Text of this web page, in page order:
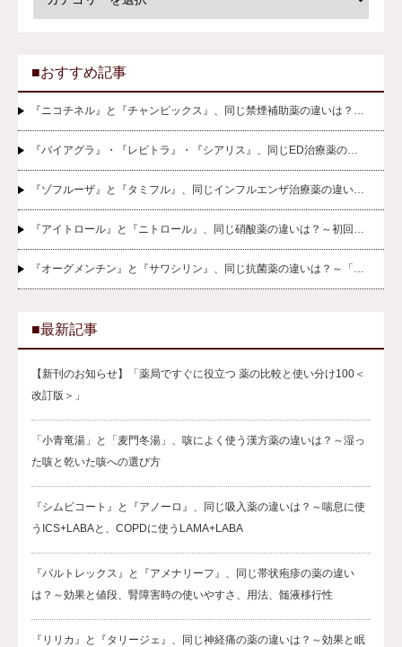
■おすすめ記事
『ニコチネル』と『チャンピックス』、同じ禁煙補助薬の違いは？…
『バイアグラ』・『レビトラ』・『シアリス』、同じED治療薬の…
『ゾフルーザ』と『タミフル』、同じインフルエンザ治療薬の違い…
『アイトロール』と『ニトロール』、同じ硝酸薬の違いは？～初回…
『オーグメンチン』と『サワシリン』、同じ抗菌薬の違いは？～「…
■最新記事
【新刊のお知らせ】「薬局ですぐに役立つ 薬の比較と使い分け100＜
改訂版＞」
「小青竜湯」と「麦門冬湯」、咳によく使う漢方薬の違いは？～湿っ
た咳と乾いた咳への選び方
『シムビコート』と『アノーロ』、同じ吸入薬の違いは？～喘息に使
うICS+LABAと、COPDに使うLAMA+LABA
『バルトレックス』と『アメナリーフ』、同じ帯状疱疹の薬の違い
は？～効果と値段、腎障害時の使いやすさ、用法、髄液移行性
『リリカ』と『タリージェ』、同じ神経痛の薬の違いは？～効果と眠